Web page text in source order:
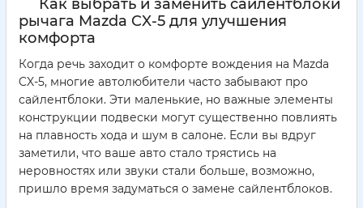
Как выбрать и заменить сайлентблоки
рычага Mazda CX-5 для улучшения
комфорта
Когда речь заходит о комфорте вождения на Mazda
CX-5, многие автолюбители часто забывают про
сайлентблоки. Эти маленькие, но важные элементы
конструкции подвески могут существенно повлиять
на плавность хода и шум в салоне. Если вы вдруг
заметили, что ваше авто стало трястись на
неровностях или звуки стали больше, возможно,
пришло время задуматься о замене сайлентблоков.